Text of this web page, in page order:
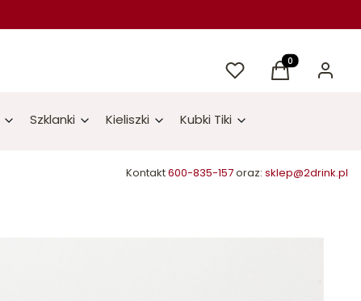
UlubioneProdukty w
Koszyk Zaloguj
Szklanki Kieliszki Kubki Tiki
Kontakt600-835-157oraz: sklep@2drink.pl